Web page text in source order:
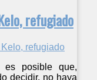
refugiado
es posible que,
decidir, no haya